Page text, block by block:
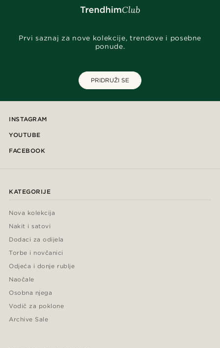
Prvi saznaj za nove kolekcije, trendove i posebne
ponude.
PRIDRUŽI SE
INSTAGRAM
YOUTUBE
FACEBOOK
KATEGORIJE
Nova kolekcija
Nakit i satovi
Dodaci za odijela
Torbe i novčanici
Odjeća i donje rublje
Naočale
Osobna njega
Vodič za poklone
Archive Sale